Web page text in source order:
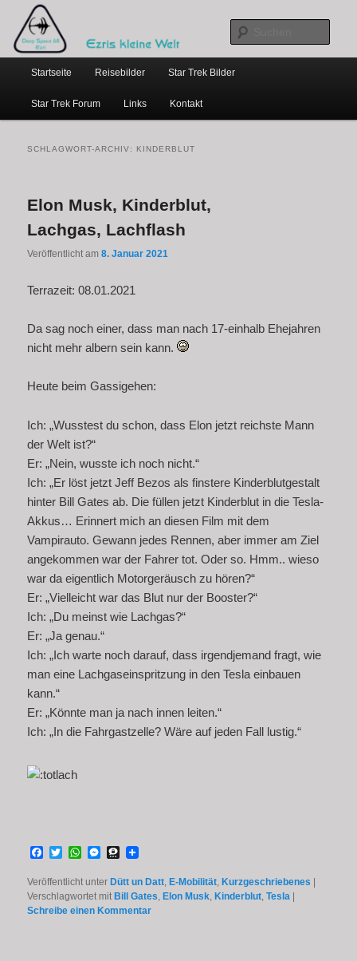
primären
Inhalt
springen
sekundären
Inhalt
springen
Ezris kleine Welt
…weil bloggen so schick ist
Hauptmenü
Startseite Reisebilder Star Trek Bilder
Star Trek Forum Links Kontakt
SCHLAGWORT-ARCHIV: KINDERBLUT
Elon Musk, Kinderblut,
Lachgas, Lachflash
Veröffentlicht am8. Januar 2021
Terrazeit: 08.01.2021
Da sag noch einer, dass man nach 17-einhalb Ehejahren
nicht mehr albern sein kann.
Heute beim Gassigehen:
Ich: „Wusstest du schon, dass Elon jetzt reichste Mann
der Welt ist?“
Er: „Nein, wusste ich noch nicht.“
Ich: „Er löst jetzt Jeff Bezos als finstere Kinderblutgestalt
hinter Bill Gates ab. Die füllen jetzt Kinderblut in die Tesla-
Akkus… Erinnert mich an diesen Film mit dem
Vampirauto. Gewann jedes Rennen, aber immer am Ziel
angekommen war der Fahrer tot. Oder so. Hmm.. wieso
war da eigentlich Motorgeräusch zu hören?“
Er: „Vielleicht war das Blut nur der Booster?“
Ich: „Du meinst wie Lachgas?“
Er: „Ja genau.“
Ich: „Ich warte noch darauf, dass irgendjemand fragt, wie
man eine Lachgaseinspritzung in den Tesla einbauen
kann.“
Er: „Könnte man ja nach innen leiten.“
Ich: „In die Fahrgastzelle? Wäre auf jeden Fall lustig.“
Facebook
TwitterWhatsApp
Messenger
Threema
Veröffentlicht unter Dütt un Datt, E-Mobilität, Kurzgeschriebenes
Verschlagwortet mit Bill Gates, Elon Musk, Kinderblut,Tesla
Schreibe einen Kommentar